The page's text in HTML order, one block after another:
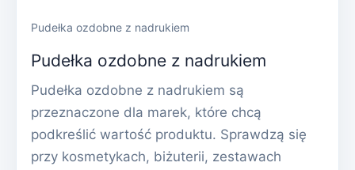
Pudełka ozdobne z nadrukiem
Pudełka ozdobne z nadrukiem
Pudełka ozdobne z nadrukiem są
przeznaczone dla marek, które chcą
podkreślić wartość produktu. Sprawdzą się
przy kosmetykach, biżuterii, zestawach